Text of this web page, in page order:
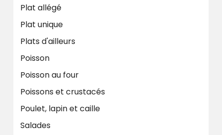
Plat allégé
Plat unique
Plats d'ailleurs
Poisson
Poisson au four
Poissons et crustacés
Poulet, lapin et caille
Salades